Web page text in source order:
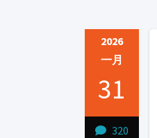
2026
一月
31
320